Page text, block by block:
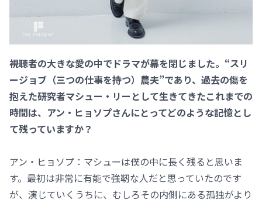
――視聴者の大きな愛の中でドラマが幕を閉じました。“スリ
ージョブ（三つの仕事を持つ）農夫”であり、過去の傷を
抱えた研究者マシュー・リーとして生きてきたこれまでの
時間は、アン・ヒョソプさんにとってどのような記憶とし
て残っていますか？
アン・ヒョソプ：マシューは僕の中に長く残ると思いま
す。最初は非常に有能で強靭な人だと思っていたのです
が、演じていくうちに、むしろその内側にある孤独がより